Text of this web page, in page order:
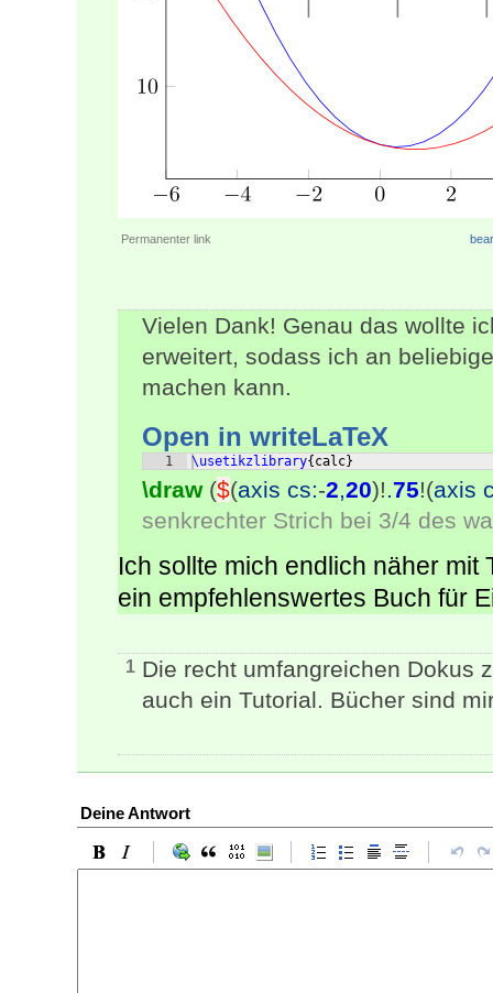
Permanenter link
Vielen Dank! Genau das wollte
erweitert, sodass ich an
machen kann.
Open in writeLaTeX
1 \usetikzlibrary{ calc}
\draw($(axis cs:-2,20)!.75!(axis
senkrechter Strich bei 3/4 des
Ich sollte mich endlich näher mit
ein empfehlenswertes Buch für
1 Die recht umfangreichen Dokus
auch ein Tutorial. Bücher sind
Deine Antwort